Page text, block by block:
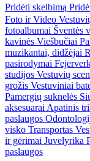
Pridėti skelbimą
Foto ir Video
fotoalbumai Šventės
kavinės Viešbučiai
muzikantai, didžėjai
pasirodymai
studijos Vestuvių
grožis Vestuviniai
Pamergių suknelės
aksesuarai Apatinis
paslaugos
visko Transportas
ir gėrimai Juvelyrika
paslaugos